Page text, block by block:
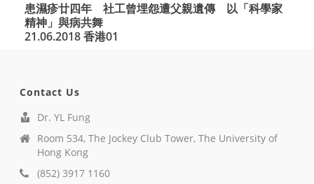
患濕疹廿四年 社工曾埋怨遭父親遺傳 以「科學家
精神」與病共舞
21.06.2018 香港01
Contact Us
Dr. YL Fung
Room 534, The Jockey Club Tower, The University of
Hong Kong
(852) 3917 1160